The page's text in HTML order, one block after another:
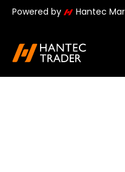
Powered by Hantec